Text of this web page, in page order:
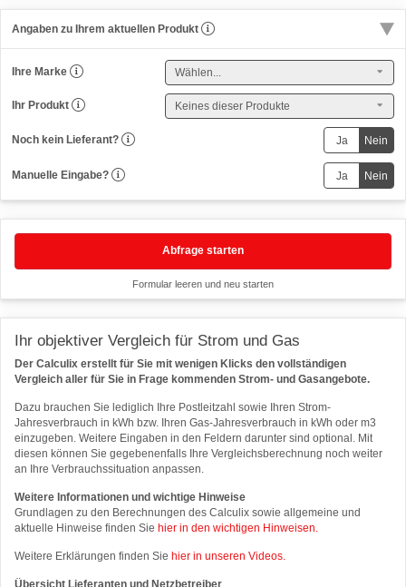
r
i
c
)
Angaben zu Ihrem aktuellen Produkt
Ihre Marke
Ihr Produkt
Noch kein Lieferant?
Manuelle Eingabe?
Abfrage starten
Formular leeren und neu starten
Ihr objektiver Vergleich für Strom und Gas
Der Calculix erstellt für Sie mit wenigen Klicks den vollständigen
Vergleich aller für Sie in Frage kommenden Strom- und Gasangebote.
Dazu brauchen Sie lediglich Ihre Postleitzahl sowie Ihren Strom-
Jahresverbrauch in kWh bzw. Ihren Gas-Jahresverbrauch in kWh oder m3
einzugeben. Weitere Eingaben in den Feldern darunter sind optional. Mit
diesen können Sie gegebenenfalls Ihre Vergleichsberechnung noch weiter
an Ihre Verbrauchssituation anpassen.
Weitere Informationen und wichtige Hinweise
Grundlagen zu den Berechnungen des Calculix sowie allgemeine und
aktuelle Hinweise finden Sie hier in den wichtigen Hinweisen.
Weitere Erklärungen finden Sie hier in unseren Videos.
Übersicht Lieferanten und Netzbetreiber